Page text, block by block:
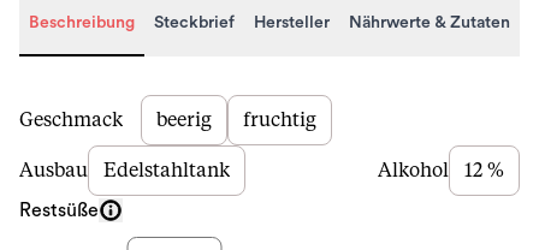
Beschreibung Steckbrief Hersteller Nährwerte & Zutaten
Beschreibung
Geschmack beerig fruchtig
Ausbau Edelstahltank Alkohol 12 %
Restsüße